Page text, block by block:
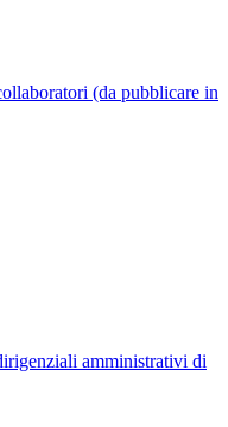
(da pubblicare in
amministrativi di